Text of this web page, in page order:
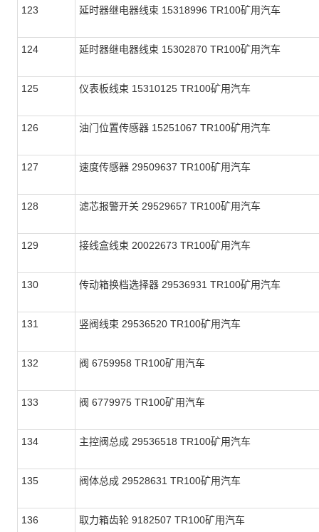
123 延时器继电器线束 15318996 TR100矿用汽车
124 延时器继电器线束 15302870 TR100矿用汽车
125 仪表板线束 15310125 TR100矿用汽车
126 油门位置传感器 15251067 TR100矿用汽车
127 速度传感器 29509637 TR100矿用汽车
128 滤芯报警开关 29529657 TR100矿用汽车
129 接线盒线束 20022673 TR100矿用汽车
130 传动箱换档选择器 29536931 TR100矿用汽车
131 竖阀线束 29536520 TR100矿用汽车
132 阀 6759958 TR100矿用汽车
133 阀 6779975 TR100矿用汽车
134 主控阀总成 29536518 TR100矿用汽车
135 阀体总成 29528631 TR100矿用汽车
136 取力箱齿轮 9182507 TR100矿用汽车